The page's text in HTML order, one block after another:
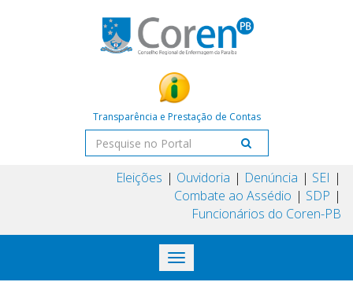
Transparência e Prestação de Contas
Eleições Ouvidoria Denúncia
SEI
Combate ao Assédio
SDP
Funcionários do Coren-PB
Toggle
navigation